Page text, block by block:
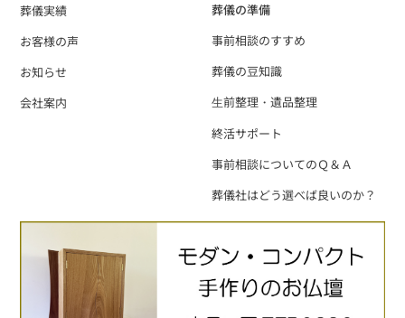
葬儀実績
お客様の声
お知らせ
会社案内
葬儀の準備
事前相談のすすめ
葬儀の豆知識
⽣前整理・遺品整理
終活サポート
事前相談についてのＱ＆Ａ
葬儀社はどう選べば良いのか？